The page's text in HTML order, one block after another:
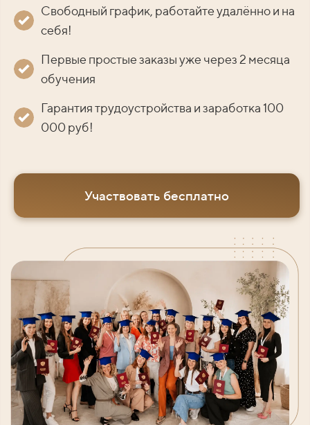
Свободный график, работайте удалённо и на
себя!
Первые простые заказы уже через 2 месяца
обучения
Гарантия трудоустройства и заработка 100
000 руб!
Участвовать бесплатно